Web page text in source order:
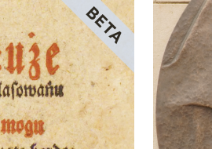
BETA